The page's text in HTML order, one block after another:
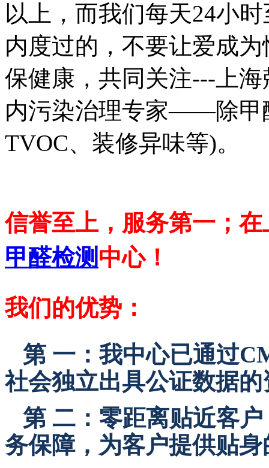
以上，而我们每天24小
内度过的，不要让爱成
保健康，共同关注---上
内污染治理专家——除甲
TVOC、装修异味等)。
信誉至上，服务第一；
甲醛检测 中心！
我们的优势：
第 一：我中心已通过
社会独立出具公证数据的
第 二：零距离贴近客
务保障，为客户提供贴